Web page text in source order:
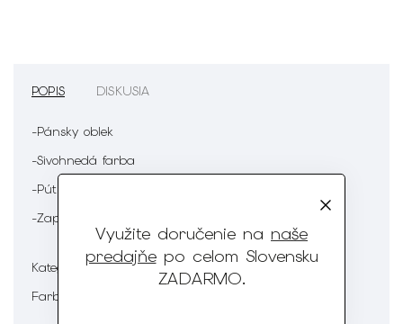
Využite doručenie na naše
predajňepo celom Slovensku
ZADARMO.
POPIS DISKUSIA
-Pánsky oblek
-Sivohnedá farba
-Pútka na opasok
-Zapínanie na zips
Kategória:
Pánska móda
Farba